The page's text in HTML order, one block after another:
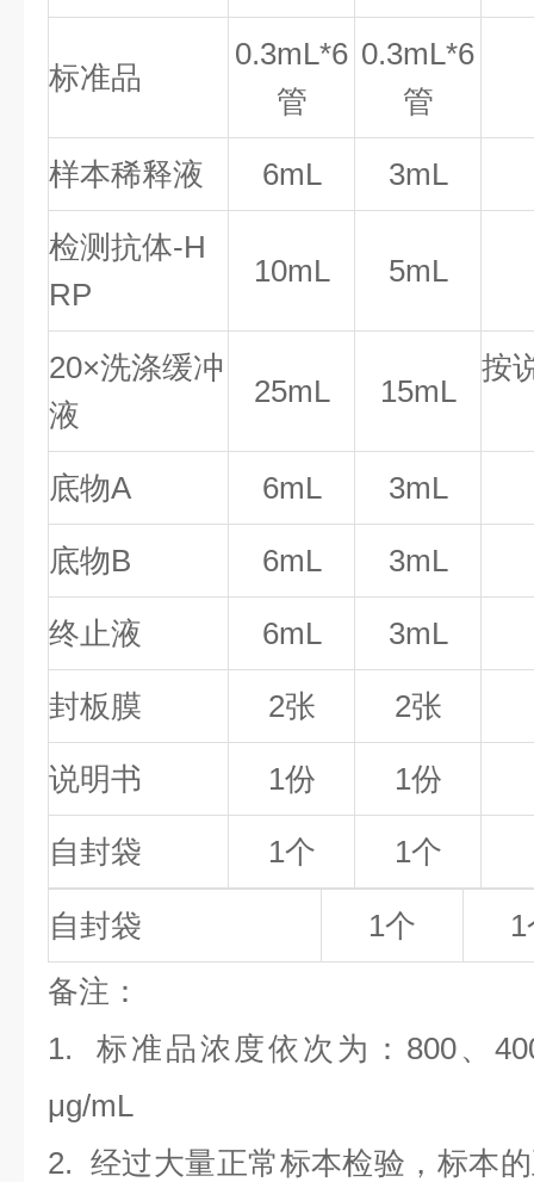
标准品
0.3mL*6
管
0.3mL*6
管
样本稀释液 6mL 3mL
检测抗体-H
RP
10mL 5mL
20×洗涤缓冲
液
25mL 15mL
按
底物A 6mL 3mL
底物B 6mL 3mL
终止液 6mL 3mL
封板膜 2张 2张
说明书 1份 1份
自封袋 1个 1个
自封袋 1个
备注 ：
1. 标准品浓度依次为：800、
μg/mL
2. 经过大量正常标本检验，标本